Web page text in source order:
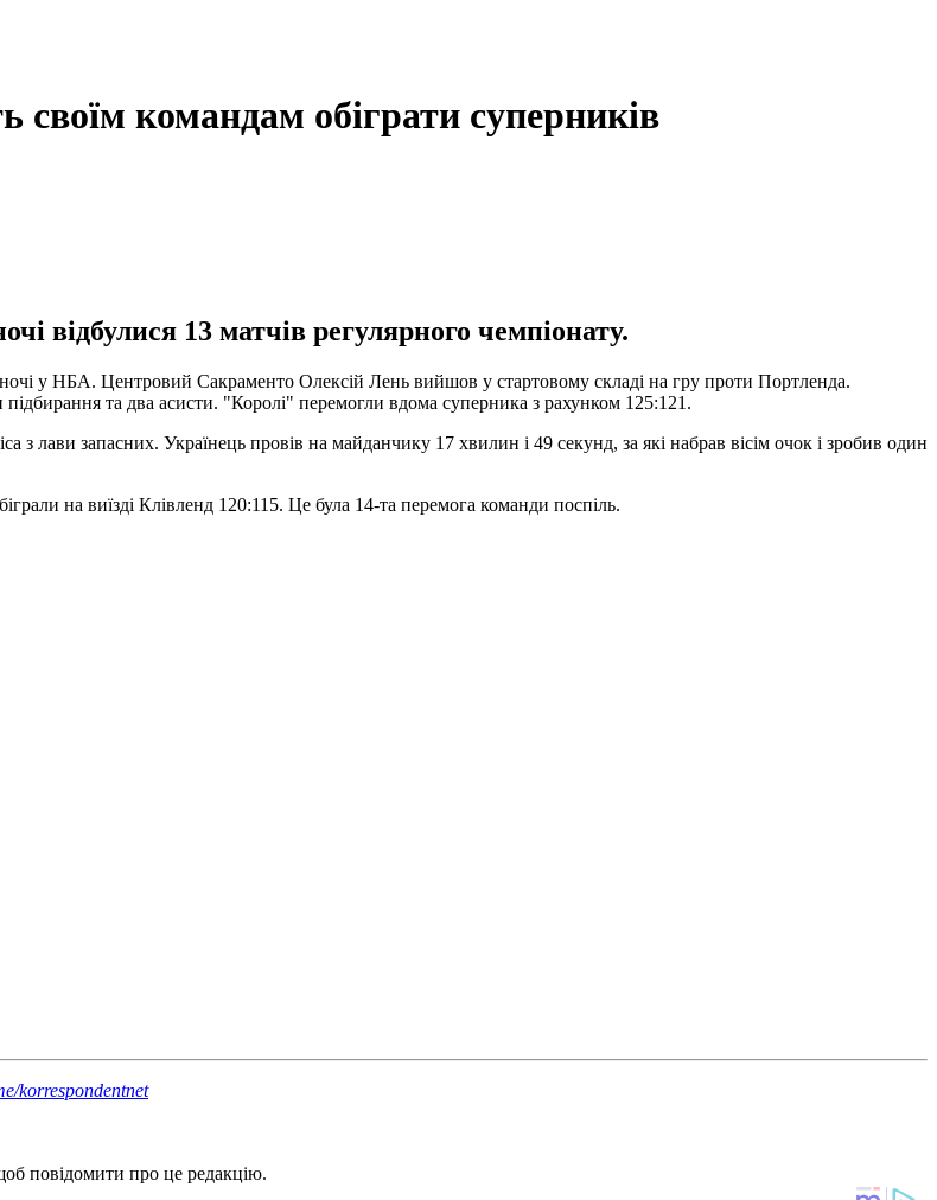
командам обіграти суперників
відбулися 13 матчів регулярного чемпіонату.
у НБА. Центровий Сакраменто Олексій Лень вийшов у стартовому складі на гру проти Портленда.
та два асисти. "Королі" перемогли вдома суперника з рахунком 125:121.
запасних. Українець провів на майданчику 17 хвилин і 49 секунд, за які набрав вісім очок і зробив один
на виїзді Клівленд 120:115. Це була 14-та перемога команди поспіль.
korrespondentnet
повідомити про це редакцію.